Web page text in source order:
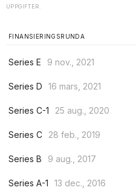
UPPGIFTER.
FINANSIERINGSRUNDA
Series E
9 nov., 2021
Series D
16 mars, 2021
Series C-1
25 aug., 2020
Series C
28 feb., 2019
Series B
9 aug., 2017
Series A-1
13 dec., 2016